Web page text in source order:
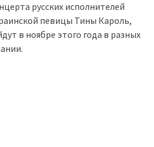
русских исполнителей
певицы Тины Кароль,
в ноябре этого года в разных